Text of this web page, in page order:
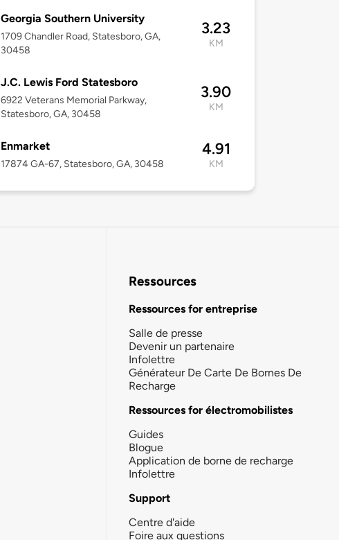
Georgia Southern University
1709 Chandler Road, Statesboro, GA,
30458
3.23
KM
J.C. Lewis Ford Statesboro
6922 Veterans Memorial Parkway,
Statesboro, GA, 30458
3.90
KM
Enmarket
17874 GA-67, Statesboro, GA, 30458
4.91
KM
Ressources
Ressources for entreprise
Salle de presse
Devenir un partenaire
Infolettre
Générateur De Carte De Bornes De
Recharge
Ressources for électromobilistes
Guides
Blogue
Application de borne de recharge
Infolettre
Support
Centre d'aide
Foire aux questions